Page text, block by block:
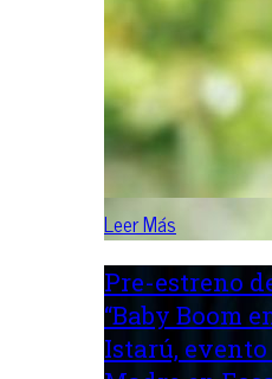
Leer Más
Pre-estreno
“Baby Boom
Istarú,